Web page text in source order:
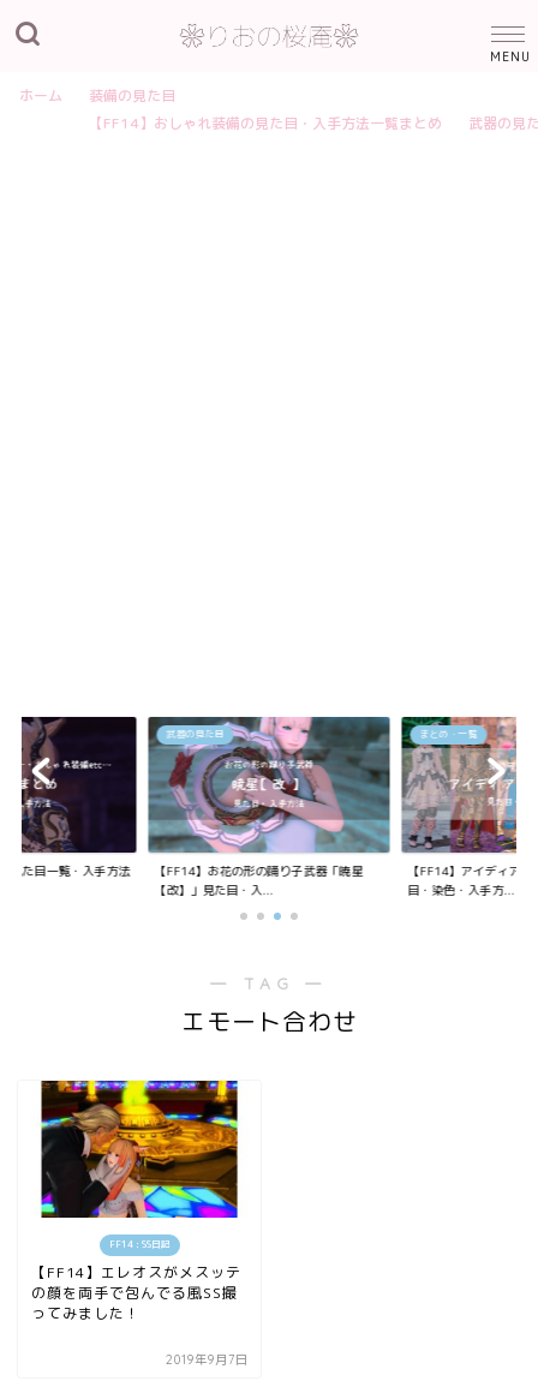
ホーム
装備の見た目
【FF14】おしゃれ装備の見た目・入手方法一覧まとめ
武器の見
見た目一覧・入手方法
武器の見た目
【FF14】お花の形の踊り子武器「暁星
【改】」見た目・入...
まとめ・一覧
【FF14】アイディア
目・染色・入手方...
― TAG ―
エモート合わせ
FF14 : SS日記
【FF14】エレオスがメスッテ
の顔を両手で包んでる風SS撮
ってみました！
2019年9月7日